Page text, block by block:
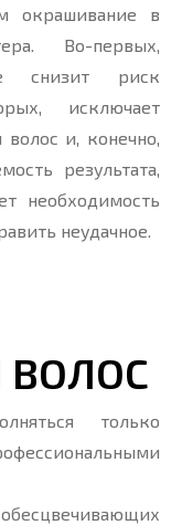
окрашивание в
Во-первых,
снизит риск
исключает
волос и, конечно,
результата,
необходимость
неудачное.
только